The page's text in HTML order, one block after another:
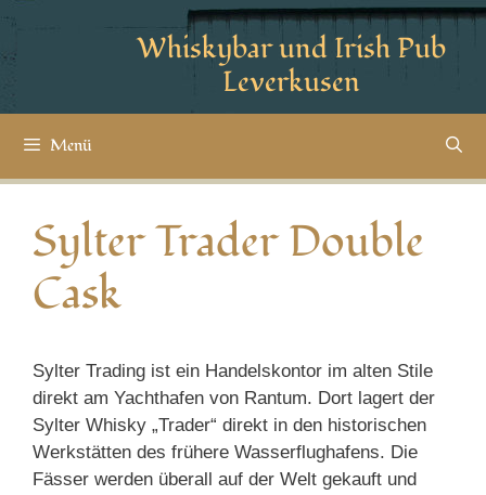
Whiskybar und Irish Pub
Leverkusen
Menü
Sylter Trader Double
Cask
Sylter Trading ist ein Handelskontor im alten Stile
direkt am Yachthafen von Rantum. Dort lagert der
Sylter Whisky „Trader“ direkt in den historischen
Werkstätten des frühere Wasserflughafens. Die
Fässer werden überall auf der Welt gekauft und